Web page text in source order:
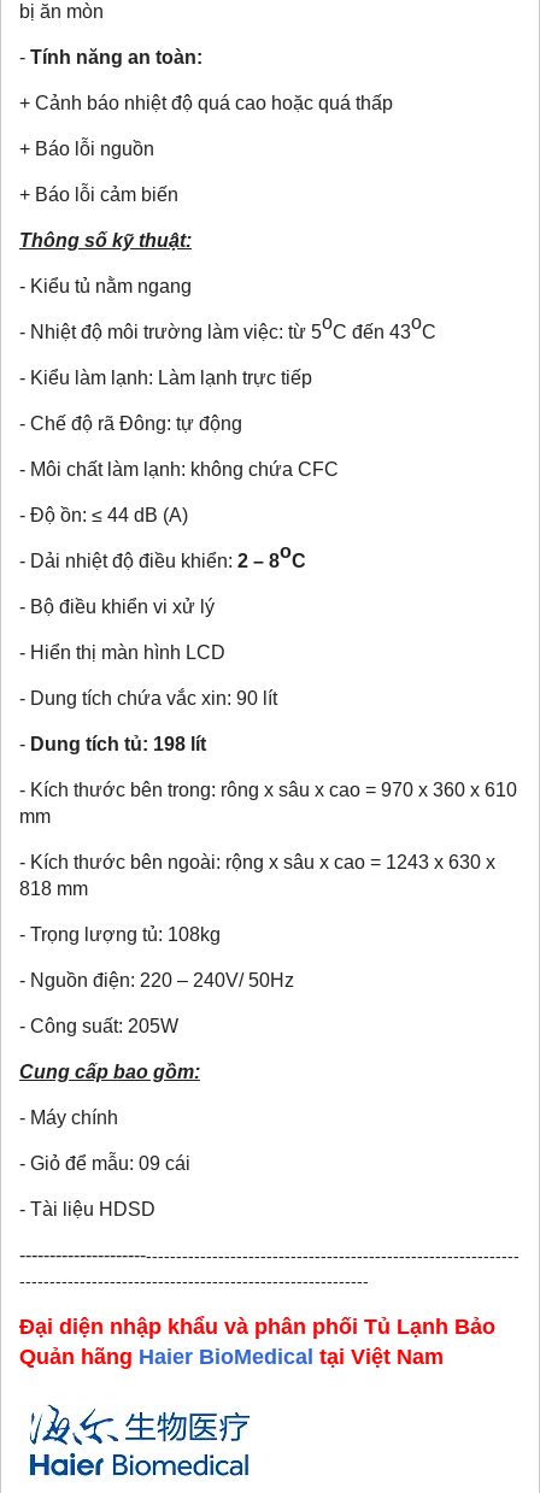
bị ăn mòn
- Tính năng an toàn:
+ Cảnh báo nhiệt độ quá cao hoặc quá thấp
+ Báo lỗi nguồn
+ Báo lỗi cảm biến
Thông số kỹ thuật:
- Kiểu tủ nằm ngang
- Nhiệt độ môi trường làm việc: từ 5oC đến 43oC
- Kiểu làm lạnh: Làm lạnh trực tiếp
- Chế độ rã Đông: tự động
- Môi chất làm lạnh: không chứa CFC
- Độ ồn: ≤ 44 dB (A)
- Dải nhiệt độ điều khiển: 2 – 8oC
- Bộ điều khiển vi xử lý
- Hiển thị màn hình LCD
- Dung tích chứa vắc xin: 90 lít
- Dung tích tủ: 198 lít
- Kích thước bên trong: rông x sâu x cao = 970 x 360 x 610
mm
- Kích thước bên ngoài: rộng x sâu x cao = 1243 x 630 x
818 mm
- Trọng lượng tủ: 108kg
- Nguồn điện: 220 – 240V/ 50Hz
- Công suất: 205W
Cung cấp bao gồm:
- Máy chính
- Giỏ để mẫu: 09 cái
- Tài liệu HDSD
-----------------------------------------------------------------------------------
----------------------------------------------------------
Đại diện nhập khẩu và phân phối Tủ Lạnh Bảo
Quản hãng Haier BioMedical tại Việt Nam